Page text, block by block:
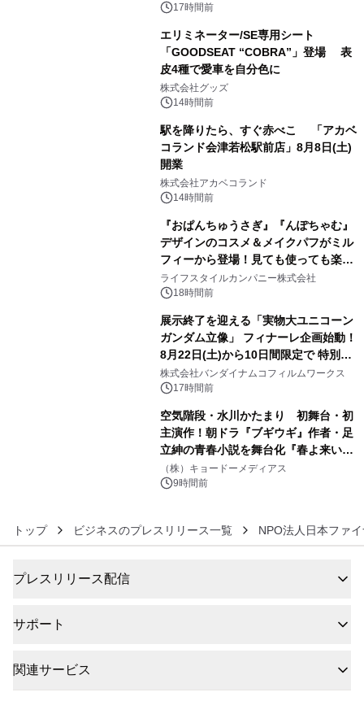
17時間前
エリミネーター/SE専用シート
「GOODSEAT “COBRA”」登場 表
皮4種で愛車を自分色に
株式会社グッズ
14時間前
駅を降りたら、すぐ赤べこ 「アカベ
コランド会津若松駅前店」8月8日(土)
開業
株式会社アカベコランド
14時間前
『おぱんちゅうさぎ』『んぽちゃむ』
デザインのコスメ＆メイクパフがミル
フィーから登場！見ても使っても楽し
い、ポップでキュートなコレクショ
ン。
ライフスタイルカンパニー株式会社
18時間前
展示終了を迎える「実物大ユニコーン
ガンダム立像」 フィナーレ企画始動！
8月22日(土)から10日間限定で 特別映
像『UNICORN GUNDAM Statue ―
BEYOND POSSIBILITY ―』を上映！
株式会社バンダイナムコフィルムワークス
17時間前
空気階段・水川かたまり 初舞台・初
主演作！朝ドラ『ブギウギ』作者・足
立紳の青春小説を舞台化『春よ来い、
マジで来い』キービジュアル解禁！
（株）キョードーメディアス
9時間前
トップ ビジネスのプレスリリース一覧 NPO法人日本ファ
プレスリリース配信
サポート
関連サービス